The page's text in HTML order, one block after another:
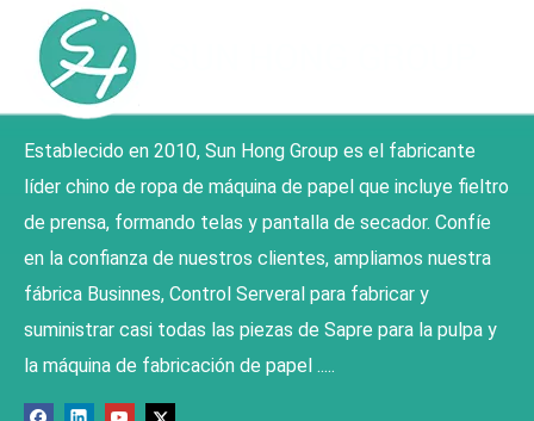
Establecido en 2010, Sun Hong Group es el fabricante
líder chino de ropa de máquina de papel que incluye fieltro
de prensa, formando telas y pantalla de secador. Confíe
en la confianza de nuestros clientes, ampliamos nuestra
fábrica Businnes, Control Serveral para fabricar y
suministrar casi todas las piezas de Sapre para la pulpa y
la máquina de fabricación de papel .....